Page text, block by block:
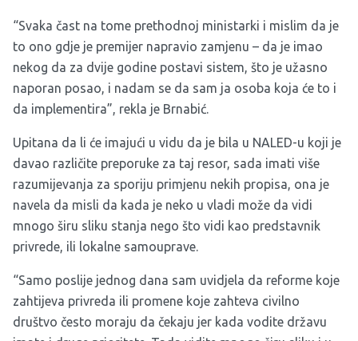
“Svaka čast na tome prethodnoj ministarki i mislim da je
to ono gdje je premijer napravio zamjenu – da je imao
nekog da za dvije godine postavi sistem, što je užasno
naporan posao, i nadam se da sam ja osoba koja će to i
da implementira”, rekla je Brnabić.
Upitana da li će imajući u vidu da je bila u NALED-u koji je
davao različite preporuke za taj resor, sada imati više
razumijevanja za sporiju primjenu nekih propisa, ona je
navela da misli da kada je neko u vladi može da vidi
mnogo širu sliku stanja nego što vidi kao predstavnik
privrede, ili lokalne samouprave.
“Samo poslije jednog dana sam uvidjela da reforme koje
zahtijeva privreda ili promene koje zahteva civilno
društvo često moraju da čekaju jer kada vodite državu